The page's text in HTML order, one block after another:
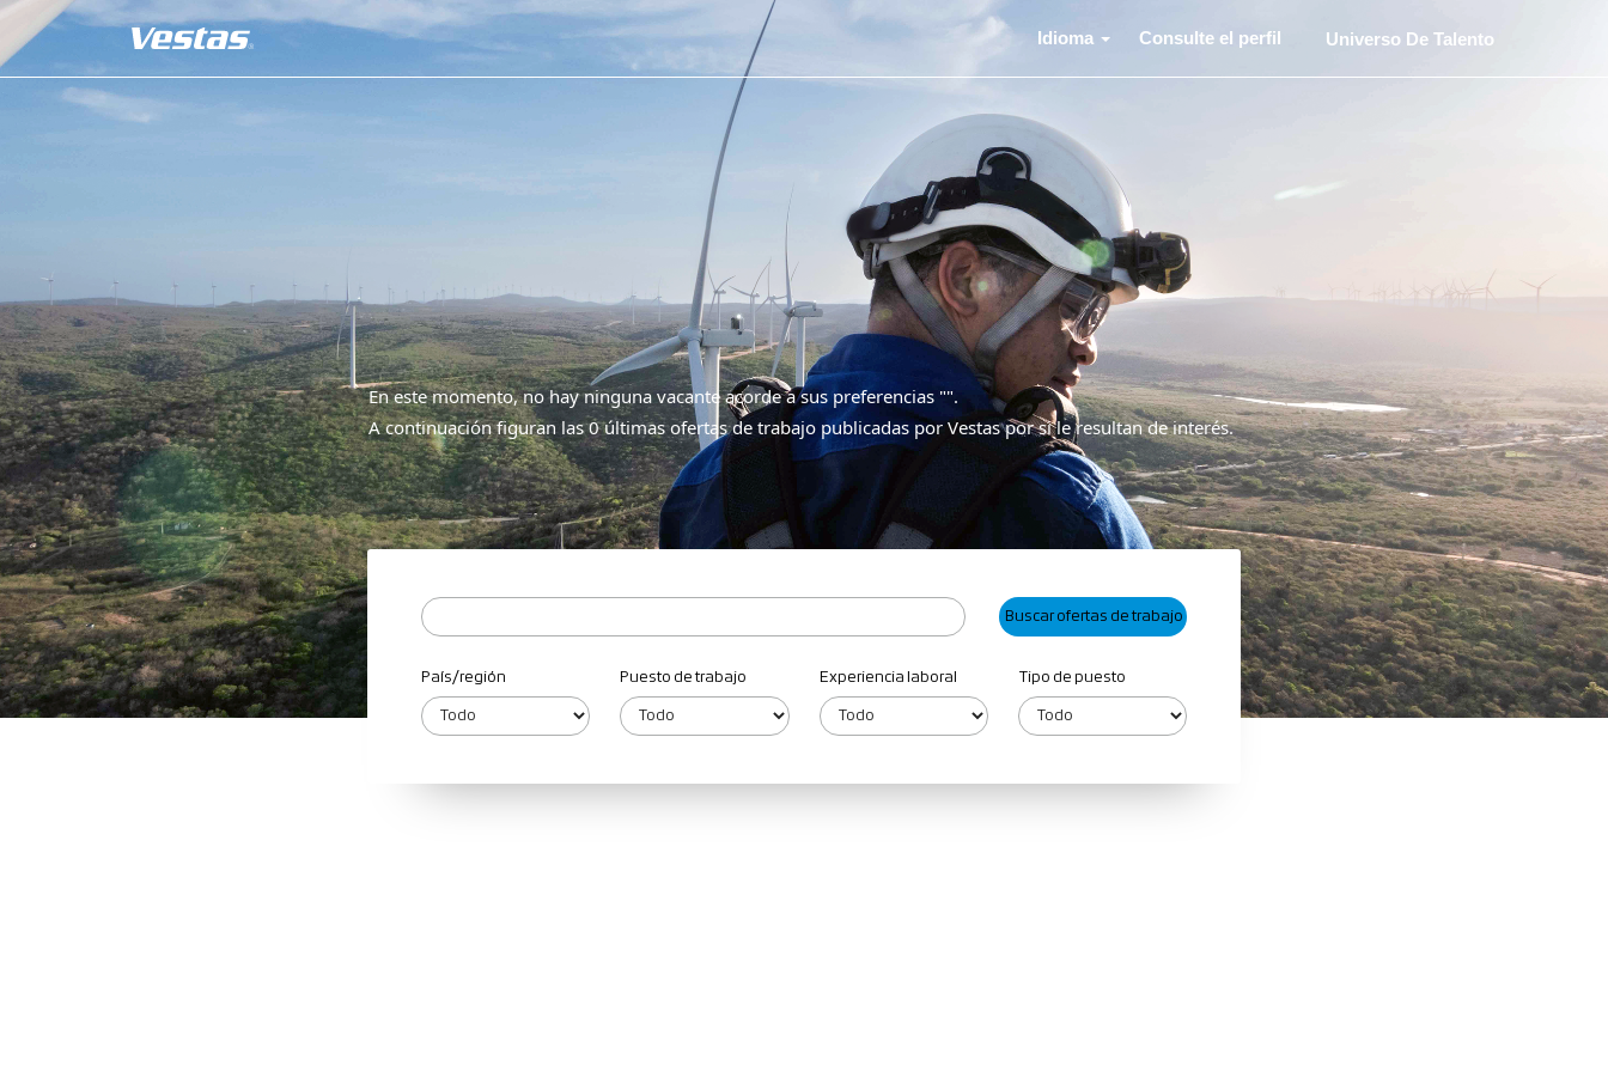
Idioma Consulte el perfil Universo De Talento
En este momento, no hay ninguna vacante acorde a sus preferencias "".
A continuación figuran las 0 últimas ofertas de trabajo publicadas por Vestas por si le resultan de interés.
País/región Puesto de trabajo Experiencia laboral Tipo de puesto